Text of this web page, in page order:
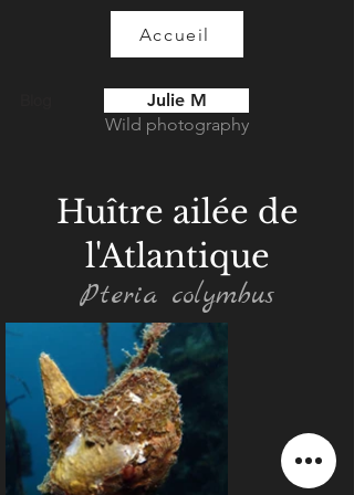
Accueil
Julie M
Wild photography
Huître ailée de
l'Atlantique
Pteria colymbus